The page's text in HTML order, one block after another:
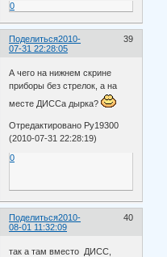
0
Поделиться 39
2010-
07-31 22:28:05
А чего на нижнем скрине
приборы без стрелок, а на
месте ДИССа дырка?
Отредактировано Ру19300
(2010-07-31 22:28:19)
0
Поделиться 40
2010-
08-01 11:32:09
так а там вместо ДИСС,